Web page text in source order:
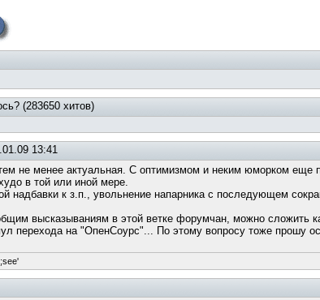
(283650 хитов)
13:41
не менее актуальная. С оптимизмом и неким юморком еще
в той или иной мере.
надбавки к з.п., увольнение напарника с последующем
высказываниям в этой ветке форумчан, можно сложить
перехода на "ОпенСоурс"... По этому вопросу тоже прошу